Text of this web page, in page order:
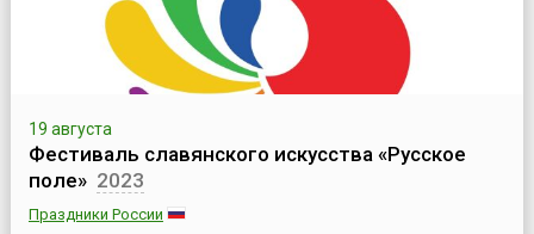
19 августа
Фестиваль славянского искусства «Русское
поле» 2023
Праздники России